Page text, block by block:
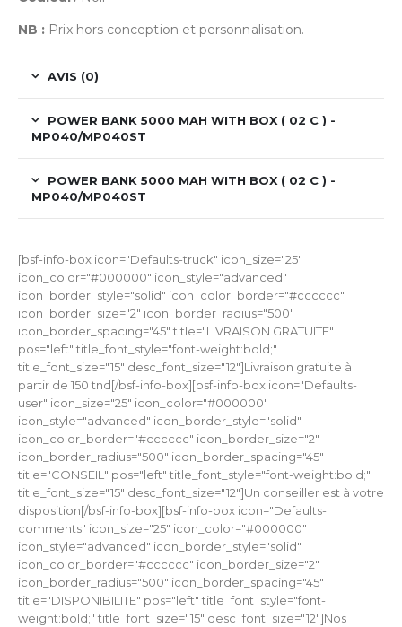
NB : Prix hors conception et personnalisation.
AVIS (0)
POWER BANK 5000 MAH WITH BOX ( 02 C ) -
MP040/MP040ST
POWER BANK 5000 MAH WITH BOX ( 02 C ) -
MP040/MP040ST
[bsf-info-box icon="Defaults-truck" icon_size="25"
icon_color="#000000" icon_style="advanced"
icon_border_style="solid" icon_color_border="#cccccc"
icon_border_size="2" icon_border_radius="500"
icon_border_spacing="45" title="LIVRAISON GRATUITE"
pos="left" title_font_style="font-weight:bold;"
title_font_size="15" desc_font_size="12"]Livraison gratuite à
partir de 150 tnd[/bsf-info-box][bsf-info-box icon="Defaults-
user" icon_size="25" icon_color="#000000"
icon_style="advanced" icon_border_style="solid"
icon_color_border="#cccccc" icon_border_size="2"
icon_border_radius="500" icon_border_spacing="45"
title="CONSEIL" pos="left" title_font_style="font-weight:bold;"
title_font_size="15" desc_font_size="12"]Un conseiller est à votre
disposition[/bsf-info-box][bsf-info-box icon="Defaults-
comments" icon_size="25" icon_color="#000000"
icon_style="advanced" icon_border_style="solid"
icon_color_border="#cccccc" icon_border_size="2"
icon_border_radius="500" icon_border_spacing="45"
title="DISPONIBILITE" pos="left" title_font_style="font-
weight:bold;" title_font_size="15" desc_font_size="12"]Nos